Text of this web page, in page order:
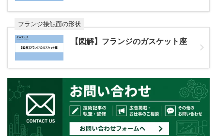
【図解】フランジのガスケット座
フランジ接触面の形状